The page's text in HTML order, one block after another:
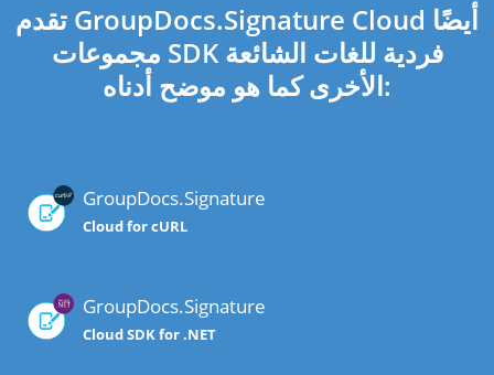
تقدم GroupDocs.Signature Cloud أيضًا
مجموعات SDK فردية للغات الشائعة
الأخرى كما هو موضح أدناه:
GroupDocs.Signature
Cloud for cURL
GroupDocs.Signature
Cloud SDK for .NET